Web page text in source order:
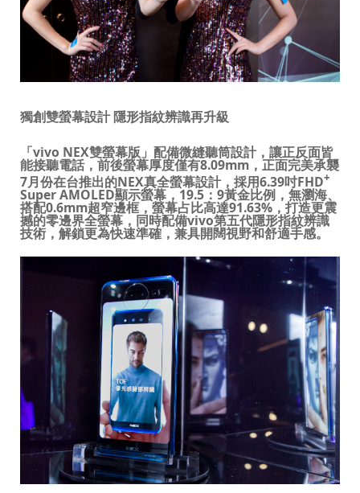
獨創雙螢幕設計 隱形指紋辨識再升級
「vivo NEX雙螢幕版」 配備微縫聽筒設計，讓正反面皆
能接聽電話，前後螢幕厚度僅有8.09mm， 正面完美承襲
7月份在台推出的NEX真全螢幕設計，採用6.39吋FHD+
Super AMOLED顯示螢幕， 19.5： 9黃金比例，無瀏海、
搭配0.6mm超窄邊框，螢幕占比高達91.63%，打造更震
撼的零邊界全螢幕，同時配備vivo第五代隱形指紋辨識
技術，解鎖更為快速準確，兼具開闊視野和舒適手感。